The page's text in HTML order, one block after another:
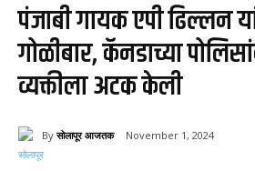
पंजाबी गायक एपी ढिल्लन
गोळीबार, कॅनडाच्या
व्यक्तीला अटक केली
By सोलापूर आजतक November 1, 2024